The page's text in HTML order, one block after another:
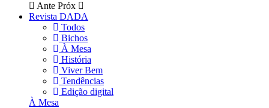
Ante Próx
Revista DADA
Todos
Bichos
À Mesa
História
Viver Bem
Tendências
Edição digital
À Mesa